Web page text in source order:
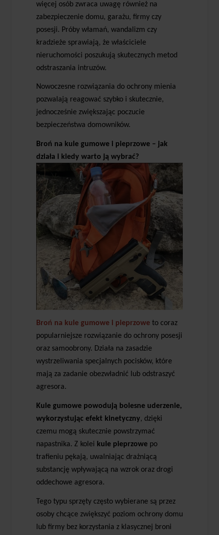
więcej osób zwraca uwagę również na
zabezpieczenie domu, garażu, firmy czy
posesji. Próby włamań, wandalizm czy
kradzieże sprawiają, że właściciele
nieruchomości poszukują skutecznych metod
odstraszania intruzów.
Nowoczesne rozwiązania do ochrony mienia
pozwalają reagować szybko i skutecznie,
jednocześnie zwiększając poczucie
bezpieczeństwa domowników.
Broń na kule gumowe i pieprzowe – jak
działa i kiedy warto ją wybrać?
Broń na kule gumowe i pieprzowe to coraz
popularniejsze rozwiązanie do ochrony posesji
oraz samoobrony. Działa na zasadzie
wystrzeliwania specjalnych pocisków, które
mają za zadanie obezwładnić lub odstraszyć
agresora.
Kule gumowe powodują bolesne uderzenie,
wykorzystując efekt kinetyczny, dzięki
czemu mogą skutecznie powstrzymać
napastnika. Z kolei kule pieprzowe po
trafieniu pękają, uwalniając drażniącą
substancję wpływającą na wzrok oraz drogi
oddechowe agresora.
Tego typu sprzęty często wybierane są przez
osoby chcące zwiększyć poziom ochrony domu
lub firmy bez korzystania z klasycznej broni